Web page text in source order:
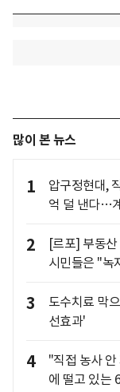
많이 본 뉴스
1
압구정현대,
억 덜 낸다…
2
[르포] 부동
시민들은 "녹
3
도수치료 막
선효과'
4
"직접 농사
에 떨고 있는